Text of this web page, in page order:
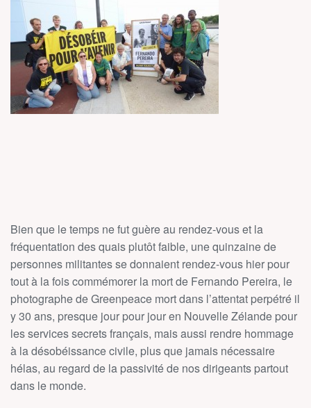
Bien que le temps ne fut guère au rendez-vous et la
fréquentation des quais plutôt faible, une quinzaine de
personnes militantes se donnaient rendez-vous hier pour
tout à la fois commémorer la mort de Fernando Pereira, le
photographe de Greenpeace mort dans l’attentat perpétré il
y 30 ans, presque jour pour jour en Nouvelle Zélande pour
les services secrets français, mais aussi rendre hommage
à la désobéissance civile, plus que jamais nécessaire
hélas, au regard de la passivité de nos dirigeants partout
dans le monde.